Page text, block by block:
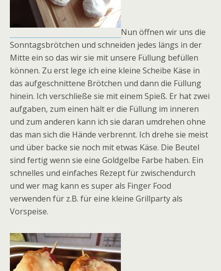
Nun öffnen wir uns die
Sonntagsbrötchen und schneiden jedes längs in der
Mitte ein so das wir sie mit unsere Füllung befüllen
können. Zu erst lege ich eine kleine Scheibe Käse in
das aufgeschnittene Brötchen und dann die Füllung
hinein. Ich verschließe sie mit einem Spieß. Er hat zwei
aufgaben, zum einen hält er die Füllung im inneren
und zum anderen kann ich sie daran umdrehen ohne
das man sich die Hände verbrennt. Ich drehe sie meist
und über backe sie noch mit etwas Käse. Die Beutel
sind fertig wenn sie eine Goldgelbe Farbe haben. Ein
schnelles und einfaches Rezept für zwischendurch
und wer mag kann es super als Finger Food
verwenden für z.B. für eine kleine Grillparty als
Vorspeise.